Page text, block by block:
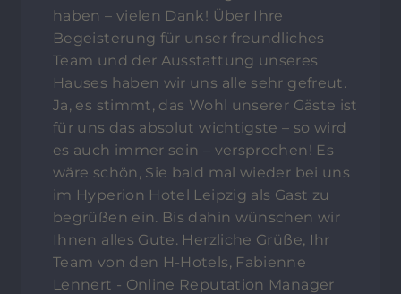
haben – vielen Dank! Über Ihre
Begeisterung für unser freundliches
Team und der Ausstattung unseres
Hauses haben wir uns alle sehr gefreut.
Ja, es stimmt, das Wohl unserer Gäste ist
für uns das absolut wichtigste – so wird
es auch immer sein – versprochen! Es
wäre schön, Sie bald mal wieder bei uns
im Hyperion Hotel Leipzig als Gast zu
begrüßen ein. Bis dahin wünschen wir
Ihnen alles Gute. Herzliche Grüße, Ihr
Team von den H-Hotels, Fabienne
Lennert - Online Reputation Manager